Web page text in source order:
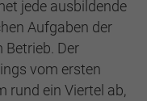
jede ausbildende
Aufgaben der
Der
vom ersten
rund ein Viertel ab,